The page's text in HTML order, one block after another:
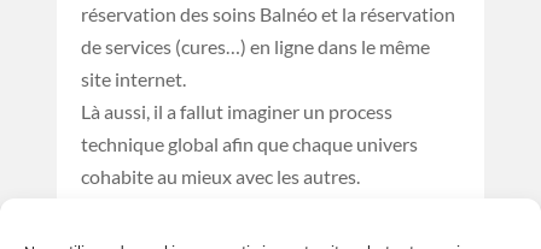
réservation des soins Balnéo et la réservation
de services (cures…) en ligne dans le même
site internet.
Là aussi, il a fallut imaginer un process
technique global afin que chaque univers
cohabite au mieux avec les autres.